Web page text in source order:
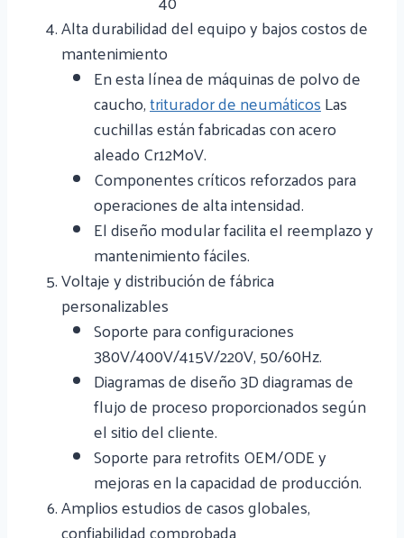
Alta durabilidad del equipo y bajos costos de
mantenimiento
En esta línea de máquinas de polvo de
caucho,triturador de neumáticosLas
cuchillas están fabricadas con acero
aleado Cr12MoV.
Componentes críticos reforzados para
operaciones de alta intensidad.
El diseño modular facilita el reemplazo y
mantenimiento fáciles.
Voltaje y distribución de fábrica
personalizables
Soporte para configuraciones
380V/400V/415V/220V, 50/60Hz.
Diagramas de diseño 3D diagramas de
flujo de proceso proporcionados según
el sitio del cliente.
Soporte para retrofits OEM/ODE y
mejoras en la capacidad de producción.
Amplios estudios de casos globales,
confiabilidad comprobada